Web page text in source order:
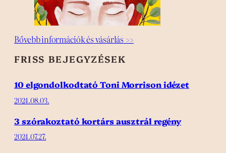
Bővebb információk és vásárlás >>
FRISS BEJEGYZÉSEK
10 elgondolkodtató Toni Morrison idézet
2024.08.03.
3 szórakoztató kortárs ausztrál regény
2024.07.27.